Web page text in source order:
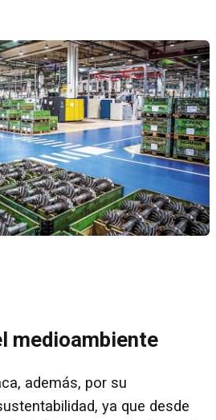
medioambiente
además, por su
ya que desde